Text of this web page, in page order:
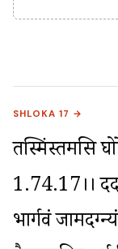
SHLOKA 17 →
तस्मिंस्तमसि
1.74.17।।
भार्गवं